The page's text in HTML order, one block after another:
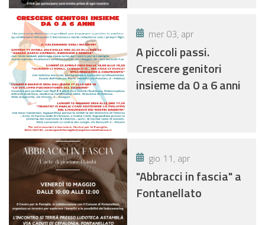
mer 03, apr
A piccoli passi.
Crescere genitori
insieme da 0 a 6 anni
gio 11, apr
"Abbracci in fascia" a
Fontanellato